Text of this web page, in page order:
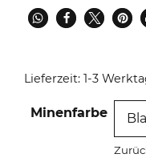
Lieferzeit: 1-3
Minenfarbe